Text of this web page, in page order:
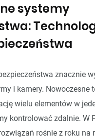
systemy
znacznie
i kamery. Nowoczesne
wielu elementów w
kontrolować zdalnie. W
rośnie z roku na